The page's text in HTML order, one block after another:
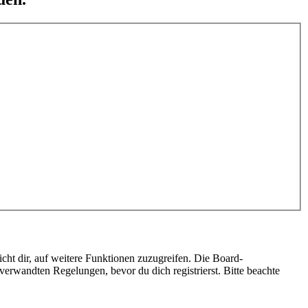
dir, auf weitere Funktionen zuzugreifen. Die Board-
Regelungen, bevor du dich registrierst. Bitte beachte